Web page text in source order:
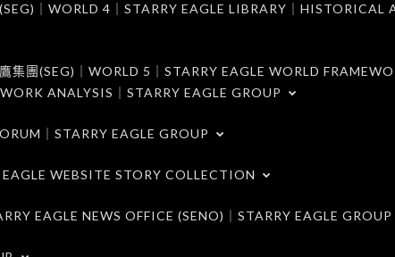
｜WORLD 4｜STARRY EAGLE LIBRARY｜HISTORICAL
集團(SEG)｜WORLD 5｜STARRY EAGLE WORLD
ANALYSIS｜STARRY EAGLE GROUP
｜STARRY EAGLE GROUP
WEBSITE STORY COLLECTION
EAGLE NEWS OFFICE (SENO)｜STARRY EAGLE GROUP